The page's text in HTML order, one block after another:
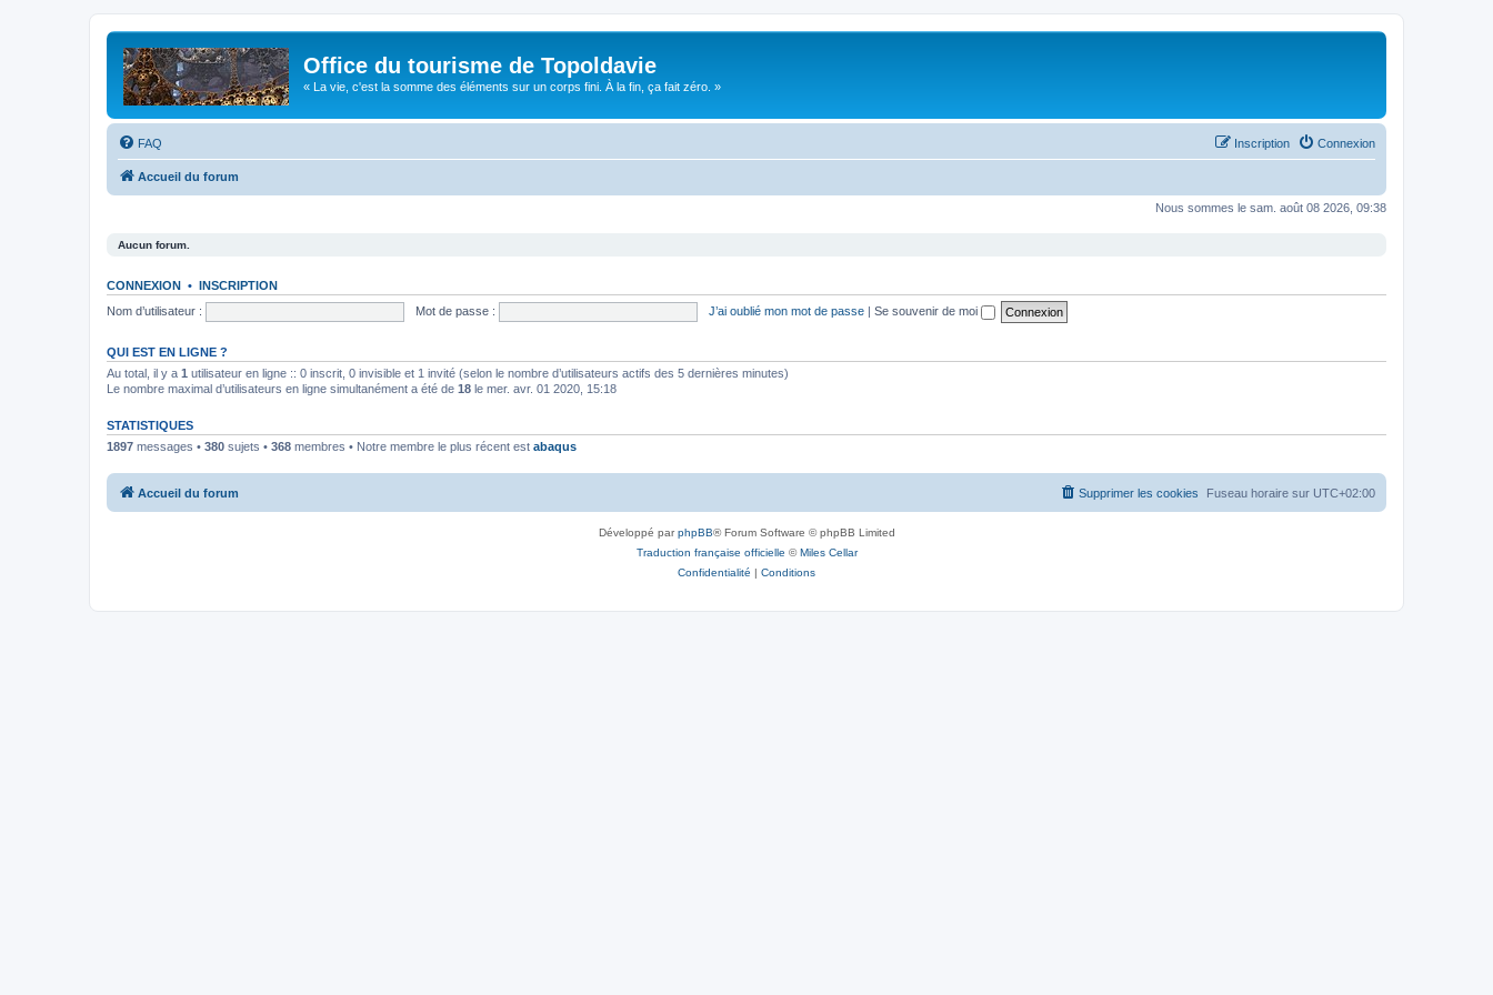
Office du tourisme de Topoldavie
« La vie, c'est la somme des éléments sur un corps fini. À la fin, ça fait zéro. »
FAQ Connexion
Inscription
Accueil du forum
Nous sommes le sam. août 08 2026, 09:38
Aucun forum.
CONNEXION • INSCRIPTION
Nom d’utilisateur :
Mot de passe : J’ai oublié mon mot de passe | Se souvenir de moi
QUI EST EN LIGNE ?
Au total, il y a 1 utilisateur en ligne :: 0 inscrit, 0 invisible et 1 invité (selon le nombre d’utilisateurs actifs des 5 dernières minutes)
Le nombre maximal d’utilisateurs en ligne simultanément a été de 18 le mer. avr. 01 2020, 15:18
STATISTIQUES
1897 messages • 380 sujets • 368 membres • Notre membre le plus récent est abaqus
Accueil du forum Fuseau horaire sur UTC+02:00
Supprimer les cookies
Développé parphpBB® Forum Software © phpBB Limited
Traduction française officielle ©Miles Cellar
Confidentialité | Conditions